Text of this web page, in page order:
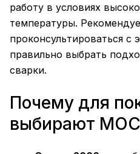
работу в условиях
температуры.
проконсультироваться с
правильно выбрать
сварки.
Почему для
выбирают